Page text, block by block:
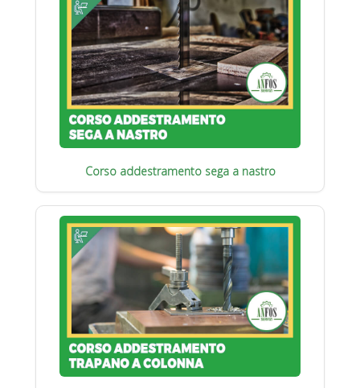
Corso addestramento sega a nastro